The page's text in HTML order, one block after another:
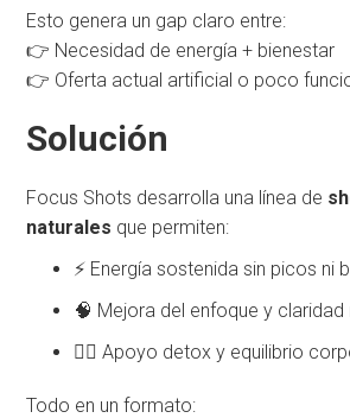
Esto genera un gap claro entre:
👉 Necesidad de energía + bienestar
👉 Oferta actual artificial o poco
Solución
Focus Shots desarrolla una línea de
naturales que permiten:
⚡ Energía sostenida sin picos ni
🧠 Mejora del enfoque y claridad
🧘‍♂️ Apoyo detox y equilibrio
Todo en un formato: